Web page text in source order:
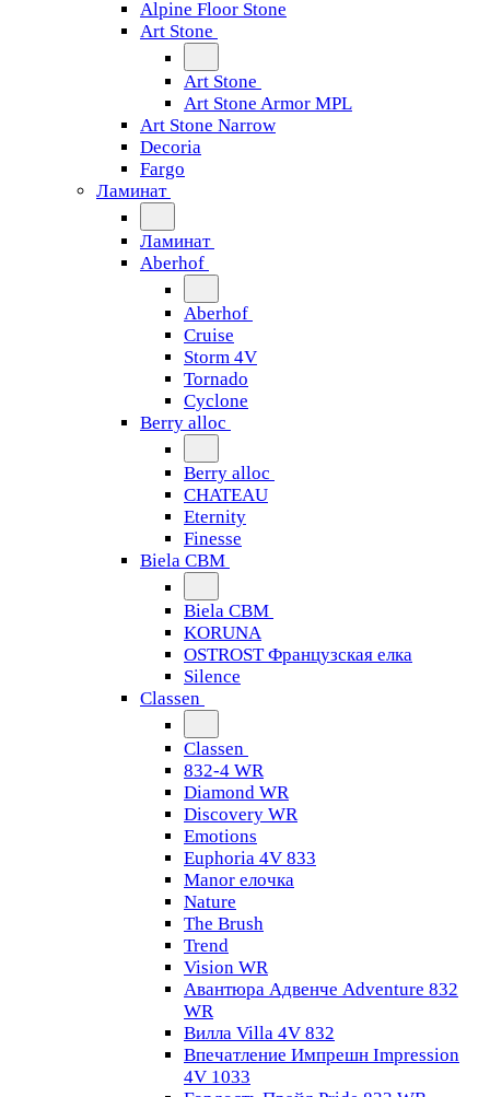
Alpine Floor Stone
Art Stone
Art Stone
Art Stone Armor MPL
Art Stone Narrow
Decoria
Fargo
Ламинат
Ламинат
Aberhof
Aberhof
Cruise
Storm 4V
Tornado
Сyclone
Berry alloc
Berry alloc
CHATEAU
Eternity
Finesse
Biela CBM
Biela CBM
KORUNA
OSTROST Французская елка
Silence
Classen
Classen
832-4 WR
Diamond WR
Discovery WR
Emotions
Euphoria 4V 833
Manor елочка
Nature
The Brush
Trend
Vision WR
Авантюра Адвенче Adventure 832
WR
Вилла Villa 4V 832
Впечатление Импрешн Impression
4V 1033